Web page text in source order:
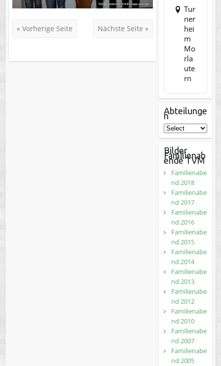
« Vorherige Seite Nächste Seite »
Tur
ner
hei
m
Mo
rla
ute
rn
Abteilunge
n
Bilder
Familienab
ende TVM
Familienabe
nd 2018
Familienabe
nd 2017
Familienabe
nd 2016
Familienabe
nd 2015
Familienabe
nd 2014
Familienabe
nd 2013
Familienabe
nd 2012
Familienabe
nd 2010
Familienabe
nd 2007
Familienabe
nd 2005